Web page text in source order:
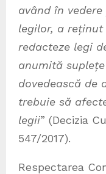
având în
legilor, a
redacteze legi
anumită
dovedească de
trebuie să
legii” (Decizia
547/2017).
Respectarea